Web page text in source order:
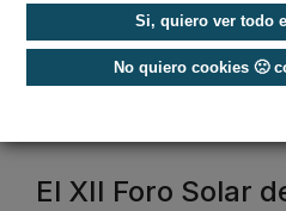
Si, quiero ver todo
No quiero cookies 🙁
Etiquetas / foro solar unef
El XII Foro Solar